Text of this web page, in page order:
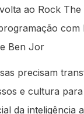
ao Rock
com
Ben Jor
precisam
e cultura
da inteligência